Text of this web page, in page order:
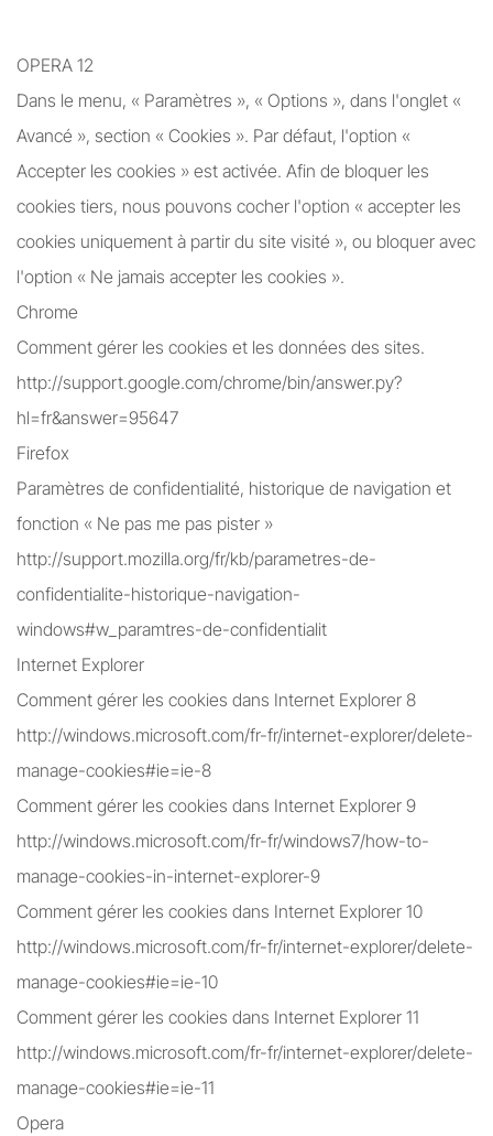
OPERA 12
Dans le menu, « Paramètres », « Options », dans l'onglet «
Avancé », section « Cookies ». Par défaut, l'option «
Accepter les cookies » est activée. Afin de bloquer les
cookies tiers, nous pouvons cocher l'option « accepter les
cookies uniquement à partir du site visité », ou bloquer avec
l'option « Ne jamais accepter les cookies ».
Chrome
Comment gérer les cookies et les données des sites.
http://support.google.com/chrome/bin/answer.py?
hl=fr&answer=95647
Firefox
Paramètres de confidentialité, historique de navigation et
fonction « Ne pas me pas pister »
http://support.mozilla.org/fr/kb/parametres-de-
confidentialite-historique-navigation-
windows#w_paramtres-de-confidentialit
Internet Explorer
Comment gérer les cookies dans Internet Explorer 8
http://windows.microsoft.com/fr-fr/internet-explorer/delete-
manage-cookies#ie=ie-8
Comment gérer les cookies dans Internet Explorer 9
http://windows.microsoft.com/fr-fr/windows7/how-to-
manage-cookies-in-internet-explorer-9
Comment gérer les cookies dans Internet Explorer 10
http://windows.microsoft.com/fr-fr/internet-explorer/delete-
manage-cookies#ie=ie-10
Comment gérer les cookies dans Internet Explorer 11
http://windows.microsoft.com/fr-fr/internet-explorer/delete-
manage-cookies#ie=ie-11
Opera